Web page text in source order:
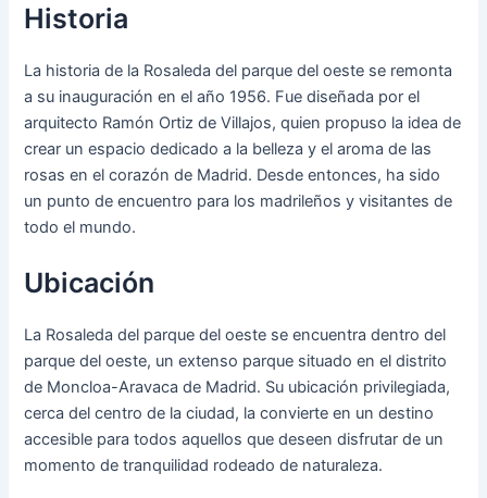
Historia
La historia de la Rosaleda del parque del oeste se remonta
a su inauguración en el año 1956. Fue diseñada por el
arquitecto Ramón Ortiz de Villajos, quien propuso la idea de
crear un espacio dedicado a la belleza y el aroma de las
rosas en el corazón de Madrid. Desde entonces, ha sido
un punto de encuentro para los madrileños y visitantes de
todo el mundo.
Ubicación
La Rosaleda del parque del oeste se encuentra dentro del
parque del oeste, un extenso parque situado en el distrito
de Moncloa-Aravaca de Madrid. Su ubicación privilegiada,
cerca del centro de la ciudad, la convierte en un destino
accesible para todos aquellos que deseen disfrutar de un
momento de tranquilidad rodeado de naturaleza.